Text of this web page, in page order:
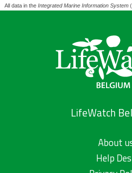
All data in the Integrated Marine Information System
LifeWatch
About
Help